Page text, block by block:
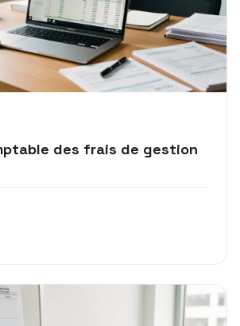
des frais de gestion